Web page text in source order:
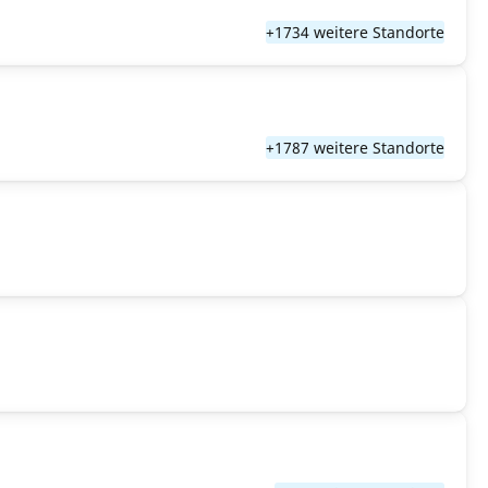
+1734 weitere Standorte
+1787 weitere Standorte